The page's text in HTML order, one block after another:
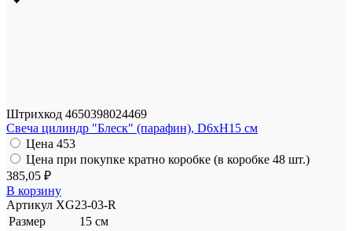
Штрихкод 4650398024469
Свеча цилиндр "Блеск" (парафин), D6xH15 см
Цена 453
Цена при покупке кратно коробке (в коробке 48 шт.)
385,05 ₽
В корзину
Артикул XG23-03-R
Размер
15 см